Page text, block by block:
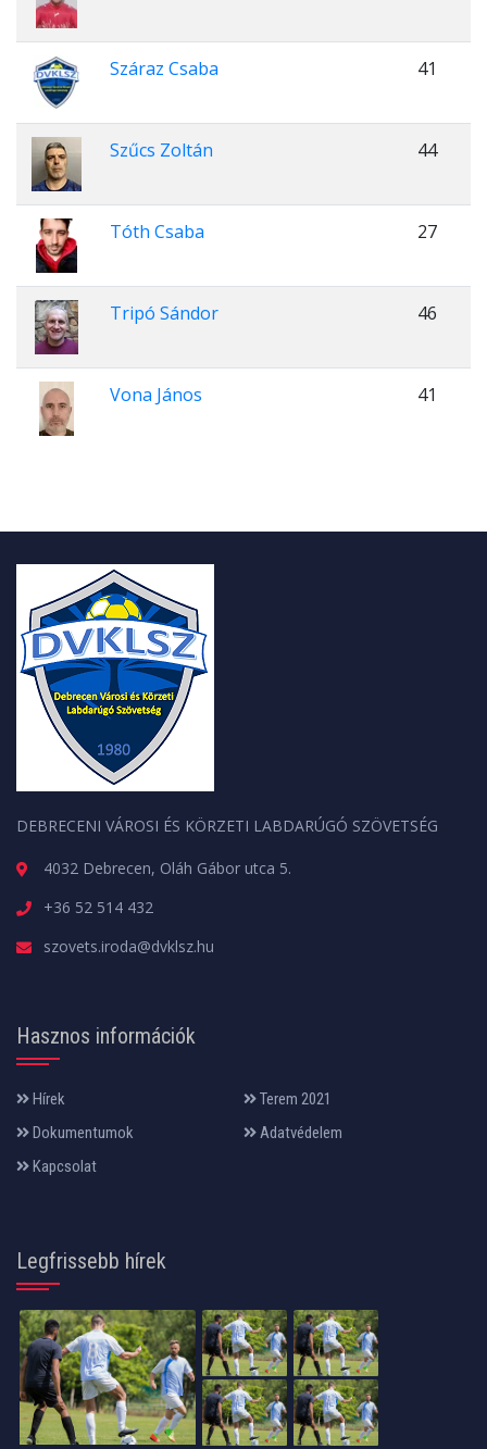
Száraz Csaba 41
Szűcs Zoltán 44
Tóth Csaba 27
Tripó Sándor 46
Vona János 41
DEBRECENI VÁROSI ÉS KÖRZETI LABDARÚGÓ SZÖVETSÉG
4032 Debrecen, Oláh Gábor utca 5.
+36 52 514 432
szovets.iroda@dvklsz.hu
Hasznos információk
Hírek
Terem 2021
Dokumentumok
Adatvédelem
Kapcsolat
Legfrissebb hírek